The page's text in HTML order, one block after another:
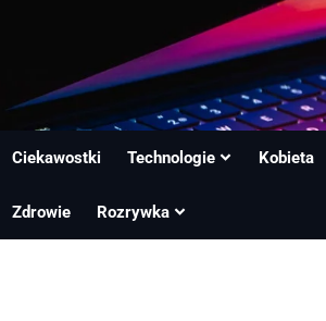
Ciekawostki Technologie Kobieta
Zdrowie Rozrywka